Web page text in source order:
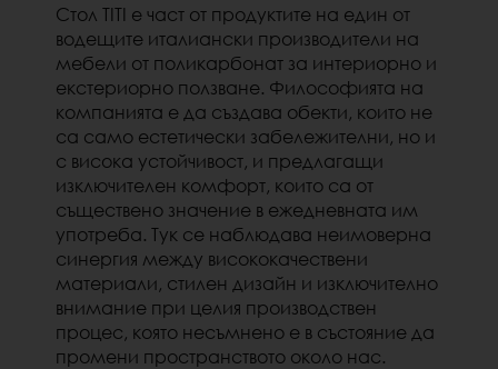
Стол TITI е част от продуктите на един от
водещите италиански производители на
мебели от поликарбонат за интериорно и
екстериорно ползване. Философията на
компанията е да създава обекти, които не
са само естетически забележителни, но и
с висока устойчивост, и предлагащи
изключителен комфорт, които са от
съществено значение в ежедневната им
употреба. Тук се наблюдава неимоверна
синергия между висококачествени
материали, стилен дизайн и изключително
внимание при целия производствен
процес, която несъмнено е в състояние да
промени пространството около нас.